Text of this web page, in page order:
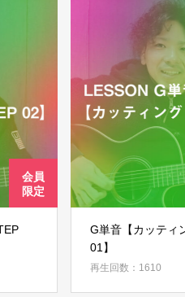
G単音【カッティ
01】
再生回数：1610